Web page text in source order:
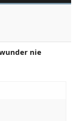
nie